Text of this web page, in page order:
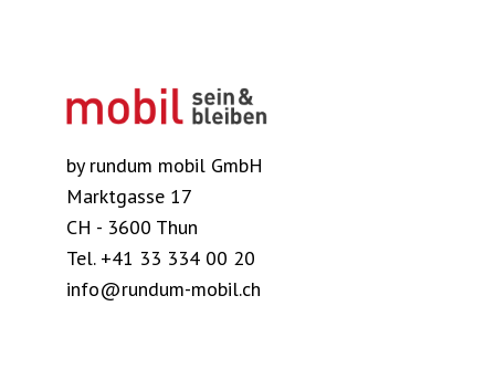
by rundum mobil GmbH
Marktgasse 17
CH - 3600 Thun
Tel. +41 33 334 00 20
info@rundum-mobil.ch